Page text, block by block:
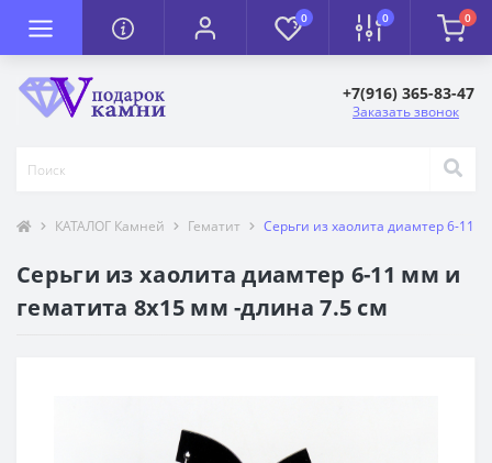
0 0 0
+7(916) 365-83-47
Заказать звонок
КАТАЛОГ Камней Гематит Серьги из хаолита диамтер 6-11
Серьги из хаолита диамтер 6-11 мм и
гематита 8х15 мм -длина 7.5 см